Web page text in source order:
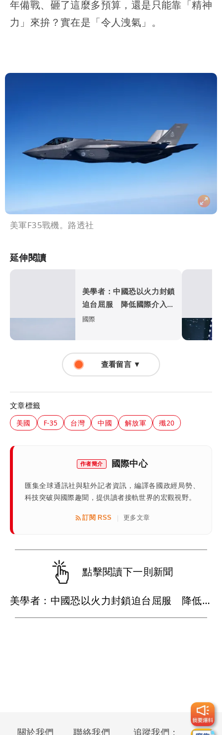
年備戰、砸了這麼多預算，還是只能靠「精神
力」來拚？實在是「令人洩氣」。
美軍F35戰機。路透社
延伸閱讀
美學者：中國恐以火力封鎖
迫台屈服 降低國際介入可
能
國際
查看留言 ▼
文章標籤
美國 F-35 台灣 中國 解放軍 殲20
作者簡介 國際中心
匯集全球通訊社與駐外記者資訊，編譯各國政經局勢、
科技突破與國際趣聞，提供讀者接軌世界的宏觀視野。
訂閱 RSS 更多文章
點擊閱讀下一則新聞
美學者：中國恐以火力封鎖迫台屈服 降低國際介入可能
關於我們 聯絡我們 追蹤我們：